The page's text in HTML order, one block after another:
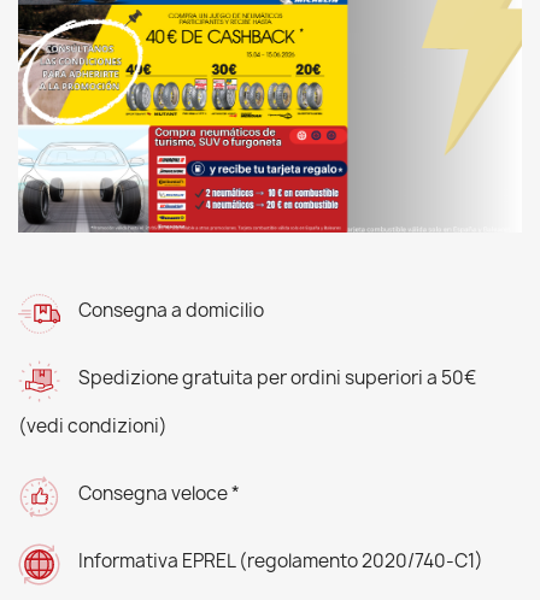
Consegna a domicilio
Spedizione gratuita per ordini superiori a 50€
(vedi condizioni)
Consegna veloce *
Informativa EPREL (regolamento 2020/740-C1)